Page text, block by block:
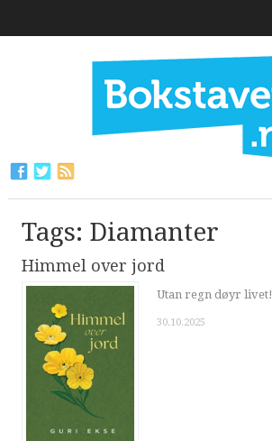
Tags: Diamanter
Himmel over jord
Utan regn døyr livet!
30.10.2025